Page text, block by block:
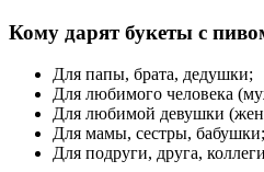
Кому дарят букеты с
Для папы, брата, дедушки;
Для любимого человека
Для любимой девушки
Для мамы, сестры, бабушки;
Для подруги, друга,